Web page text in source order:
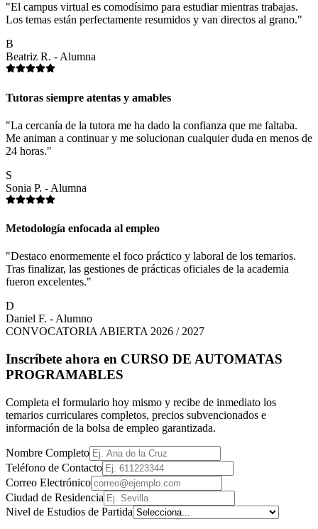
"El campus virtual es comodísimo para estudiar mientras trabajas.
Los temas están perfectamente resumidos y van directos al grano."
B
Beatriz R. - Alumna
Tutoras siempre atentas y amables
"La cercanía de la tutora me ha dado la confianza que me faltaba.
Me animan a continuar y me solucionan cualquier duda en menos de
24 horas."
S
Sonia P. - Alumna
Metodología enfocada al empleo
"Destaco enormemente el foco práctico y laboral de los temarios.
Tras finalizar, las gestiones de prácticas oficiales de la academia
fueron excelentes."
D
Daniel F. - Alumno
CONVOCATORIA ABIERTA 2026 / 2027
Inscríbete ahora en CURSO DE AUTOMATAS
PROGRAMABLES
Completa el formulario hoy mismo y recibe de inmediato los
temarios curriculares completos, precios subvencionados e
información de la bolsa de empleo garantizada.
Nombre Completo
Teléfono de Contacto
Correo Electrónico
Ciudad de Residencia
Nivel de Estudios de Partida